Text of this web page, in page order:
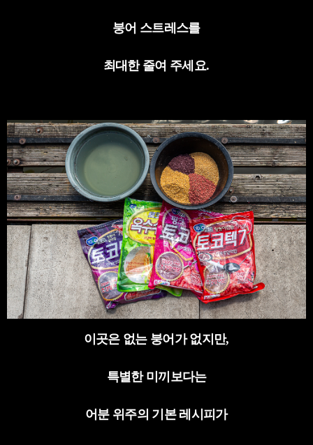
붕어 스트레스를
최대한 줄여 주세요.
이곳은 없는 붕어가 없지만,
특별한 미끼보다는
어분 위주의 기본 레시피가